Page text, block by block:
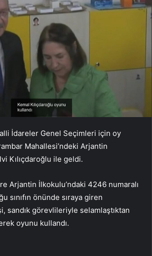
İdareler Genel Seçimleri için oy
Mahallesi’ndeki Arjantin
Kılıçdaroğlu ile geldi.
Arjantin İlkokulu’ndaki 4246 numaralı
sınıfın önünde sıraya giren
sandık görevlileriyle selamlaştıktan
oyunu kullandı.